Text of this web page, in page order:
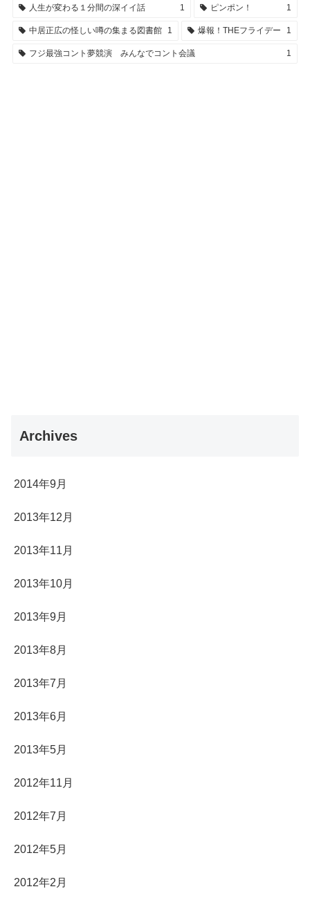
人生が変わる１分間の深イイ話 1 ピンポン！ 1
中居正広の怪しい噂の集まる図書館 1 爆報！THEフライデー 1
フジ最強コント夢競演 みんなでコント会議 1
Archives
2014年9月
2013年12月
2013年11月
2013年10月
2013年9月
2013年8月
2013年7月
2013年6月
2013年5月
2012年11月
2012年7月
2012年5月
2012年2月